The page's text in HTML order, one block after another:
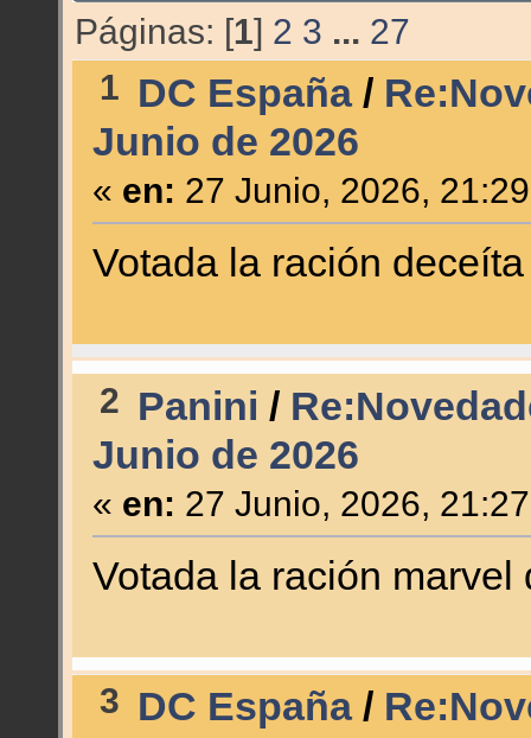
Páginas: [1] 2 3 ... 27
1 DC España/
Junio de 2026
« en: 27 Junio, 2026,
Votada la ración
2 Panini /
Junio de 2026
« en: 27 Junio, 2026,
Votada la ración marvel
3 DC España/